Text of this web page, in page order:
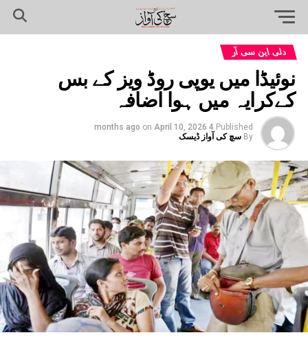
دلی این سی آر
نوئیڈا میں یوپی روڈ ویز کے بس
کےکرایہ میں ہوا اضافہ
Published
4 months ago
on April 10, 2026
By سچ کی آواز ڈیسک